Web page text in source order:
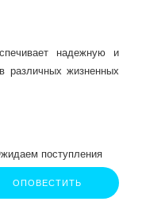
надежную и
различных жизненных
поступления
ОПОВЕСТИТЬ